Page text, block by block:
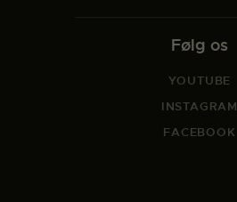
Følg os
YOUTUBE
INSTAGRAM
FACEBOOK